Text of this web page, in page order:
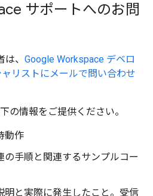
サポートへのお問
、 Google Workspace デベロ
リストにメールで問い合わせ
の情報をご提供ください。
動作
の手順と関連するサンプルコー
明と実際に発生したこと。受信